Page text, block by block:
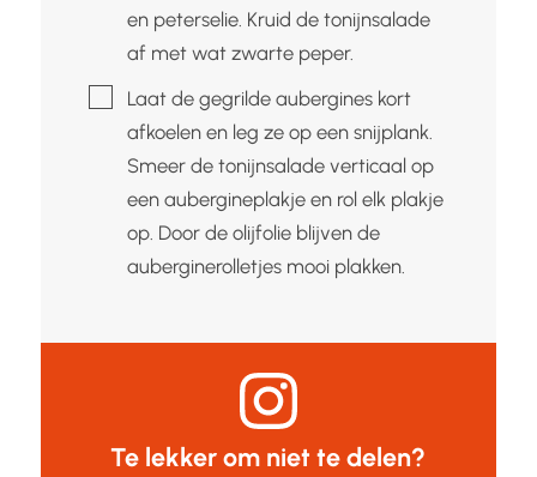
en peterselie. Kruid de tonijnsalade
af met wat zwarte peper.
▢Laat de gegrilde aubergines kort
afkoelen en leg ze op een snijplank.
Smeer de tonijnsalade verticaal op
een aubergineplakje en rol elk plakje
op. Door de olijfolie blijven de
auberginerolletjes mooi plakken.
Te lekker om niet te delen?